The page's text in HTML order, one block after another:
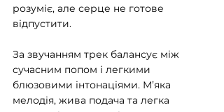
розуміє, але серце не готове
відпустити.
За звучанням трек балансує між
сучасним попом і легкими
блюзовими інтонаціями. М’яка
мелодія, жива подача та легка